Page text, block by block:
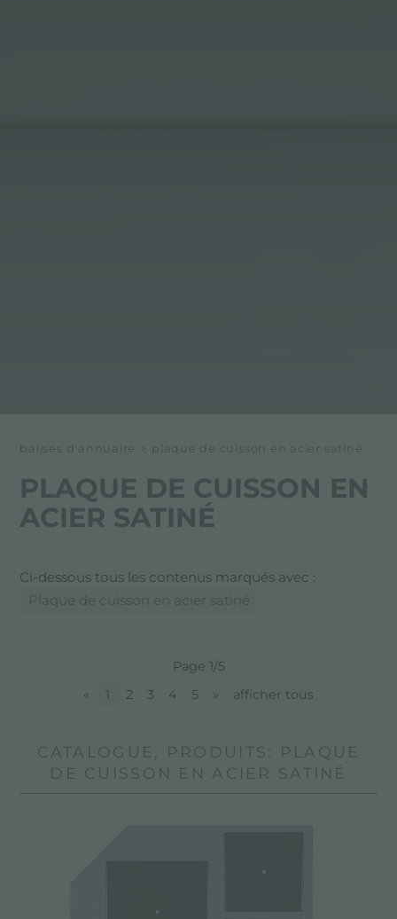
balises d'annuaire > plaque de cuisson en acier satiné
PLAQUE DE CUISSON EN
ACIER SATINÉ
Ci-dessous tous les contenus marqués avec :
Plaque de cuisson en acier satiné
Page 1/5
«
1 2 3 4 5 » afficher tous
CATALOGUE, PRODUITS: PLAQUE
DE CUISSON EN ACIER SATINÉ